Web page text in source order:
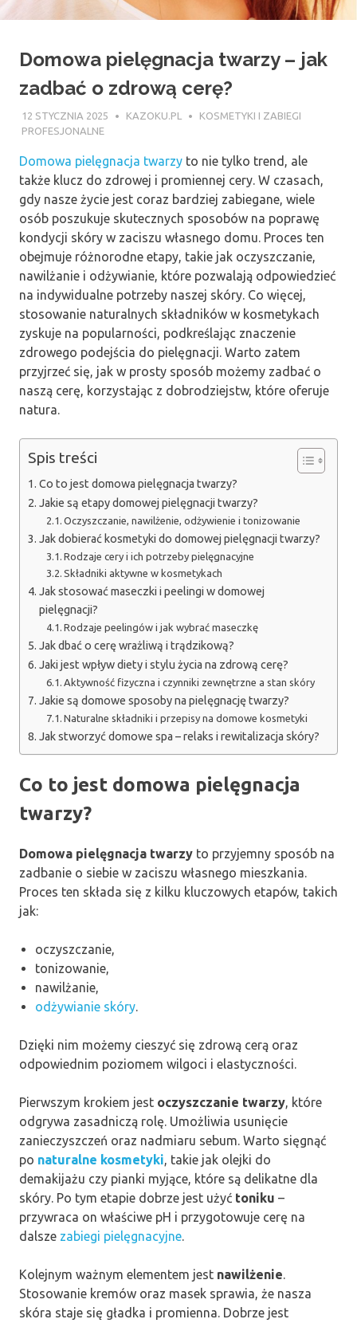
Domowa pielęgnacja twarzy – jak
zadbać o zdrową cerę?
12 STYCZNIA 2025 KAZOKU.PL
KOSMETYKI I ZABIEGI
PROFESJONALNE
Domowa pielęgnacja twarzy to nie tylko trend, ale
także klucz do zdrowej i promiennej cery. W czasach,
gdy nasze życie jest coraz bardziej zabiegane, wiele
osób poszukuje skutecznych sposobów na poprawę
kondycji skóry w zaciszu własnego domu. Proces ten
obejmuje różnorodne etapy, takie jak oczyszczanie,
nawilżanie i odżywianie, które pozwalają odpowiedzieć
na indywidualne potrzeby naszej skóry. Co więcej,
stosowanie naturalnych składników w kosmetykach
zyskuje na popularności, podkreślając znaczenie
zdrowego podejścia do pielęgnacji. Warto zatem
przyjrzeć się, jak w prosty sposób możemy zadbać o
naszą cerę, korzystając z dobrodziejstw, które oferuje
natura.
Spis treści
Co to jest domowa pielęgnacja twarzy?
Jakie są etapy domowej pielęgnacji twarzy?
Oczyszczanie, nawilżenie, odżywienie i tonizowanie
Jak dobierać kosmetyki do domowej pielęgnacji twarzy?
Rodzaje cery i ich potrzeby pielęgnacyjne
Składniki aktywne w kosmetykach
Jak stosować maseczki i peelingi w domowej
pielęgnacji?
Rodzaje peelingów i jak wybrać maseczkę
Jak dbać o cerę wrażliwą i trądzikową?
Jaki jest wpływ diety i stylu życia na zdrową cerę?
Aktywność fizyczna i czynniki zewnętrzne a stan skóry
Jakie są domowe sposoby na pielęgnację twarzy?
Naturalne składniki i przepisy na domowe kosmetyki
Jak stworzyć domowe spa – relaks i rewitalizacja skóry?
Co to jest domowa pielęgnacja
twarzy?
Domowa pielęgnacja twarzy to przyjemny sposób na
zadbanie o siebie w zaciszu własnego mieszkania.
Proces ten składa się z kilku kluczowych etapów, takich
jak:
oczyszczanie,
tonizowanie,
nawilżanie,
odżywianie skóry
Dzięki nim możemy cieszyć się zdrową cerą oraz
odpowiednim poziomem wilgoci i elastyczności.
Pierwszym krokiem jest oczyszczanie twarzy , które
odgrywa zasadniczą rolę. Umożliwia usunięcie
zanieczyszczeń oraz nadmiaru sebum. Warto sięgnąć
po naturalne kosmetyki , takie jak olejki do
demakijażu czy pianki myjące, które są delikatne dla
skóry. Po tym etapie dobrze jest użyć toniku –
przywraca on właściwe pH i przygotowuje cerę na
dalsze zabiegi pielęgnacyjne
Kolejnym ważnym elementem jest nawilżenie
Stosowanie kremów oraz masek sprawia, że nasza
skóra staje się gładka i promienna. Dobrze jest